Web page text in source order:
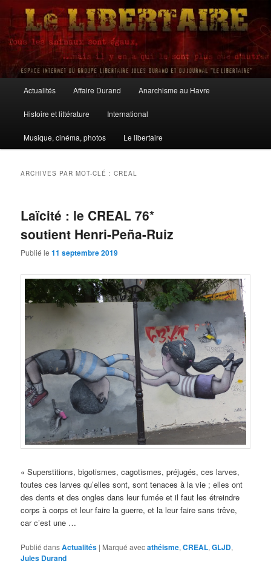
Aller
contenu
principal
Aller
contenu
secondaire
Le Libertaire
principal
Actualités Affaire Durand Anarchisme au Havre
Histoire et littérature International
Musique, cinéma, photos Le libertaire
ARCHIVES PAR MOT-CLÉ :CREAL
Laïcité : le CREAL 76*
soutient Henri-Peña-Ruiz
Publié le11 septembre 2019
« Superstitions, bigotismes, cagotismes, préjugés, ces larves,
toutes ces larves qu’elles sont, sont tenaces à la vie ; elles ont
des dents et des ongles dans leur fumée et il faut les étreindre
corps à corps et leur faire la guerre, et la leur faire sans trêve,
car c’est une …
Publié dansActualités | Marqué avecathéisme,CREAL,GLJD,
Jules Durand